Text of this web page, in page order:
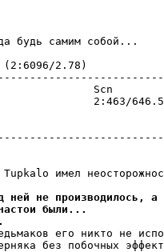
будь самим собой...
2.78)
2:463/
имел
ней не производилось,
были...
его никто не
без побочных